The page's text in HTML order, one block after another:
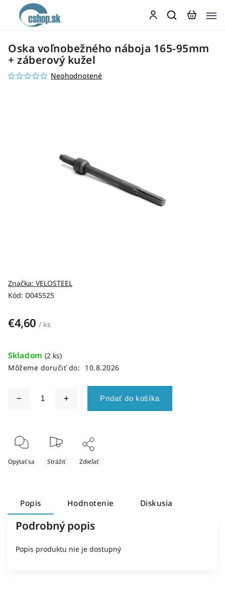
Oska voľnobežného náboja 165-95mm
+ záberový kužel
Neohodnotené
Kód: D045525
Značka: VELOSTEEL
€4,60 / ks
Skladom (2 ks)
Môžeme doručiť do:
10.8.2026
Pridať do košíka
Opýtať sa Strážiť Zdieľať
Popis Hodnotenie Diskusia
Podrobný popis
Popis produktu nie je dostupný